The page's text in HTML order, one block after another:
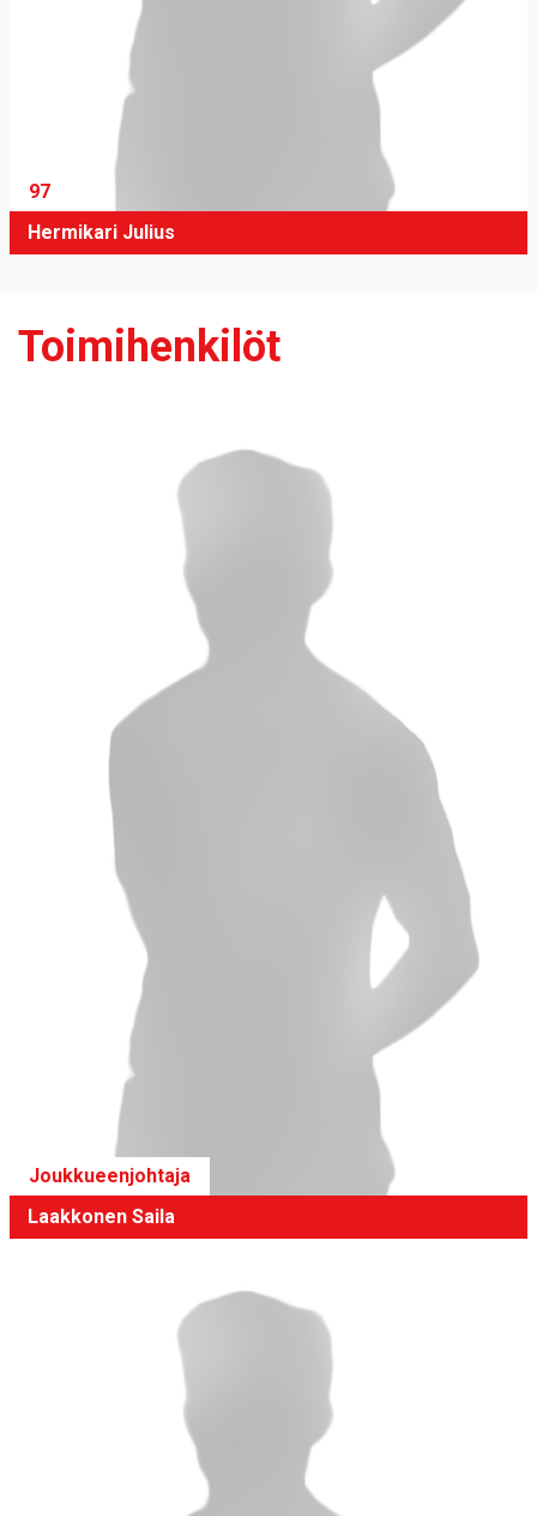
97
Hermikari Julius
Toimihenkilöt
Joukkueenjohtaja
Laakkonen Saila